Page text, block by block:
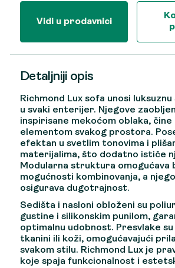
Vidi u prodavnici
Detaljniji opis
Richmond Lux sofa unosi
u svaki enterijer. Njegove
inspirisane mekoćom oblaka,
elementom svakog prostora.
efektan u svetlim tonovima i
materijalima, što dodatno ističe
Modularna struktura omogućava
mogućnosti kombinovanja, a
osigurava dugotrajnost.
Sedišta i nasloni obloženi su
gustine i silikonskim punilom,
optimalnu udobnost. Presvlake
tkanini ili koži, omogućavajući
svakom stilu. Richmond Lux je
koje spaja funkcionalnost i